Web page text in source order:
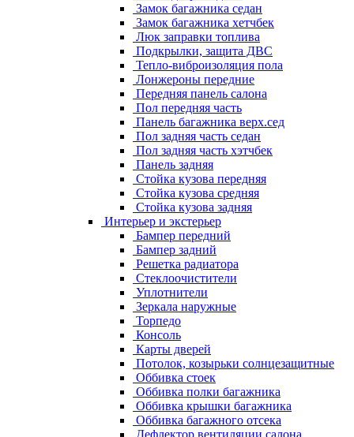
Замок багажника седан
Замок багажника хетчбек
Люк заправки топлива
Подкрылки, защита ДВС
Тепло-виброизоляция пола
Лонжероны передние
Передняя панель салона
Пол передняя часть
Панель багажника верх.сед
Пол задняя часть седан
Пол задняя часть хэтчбек
Панель задняя
Стойка кузова передняя
Стойка кузова средняя
Стойка кузова задняя
Интерьер и экстерьер
Бампер передний
Бампер задний
Решетка радиатора
Стеклоочистители
Уплотнители
Зеркала наружные
Торпедо
Консоль
Карты дверей
Потолок, козырьки солнцезащитные
Оббивка стоек
Оббивка полки багажника
Оббивка крышки багажника
Оббивка багажного отсека
Дефлектор вентиляции салона